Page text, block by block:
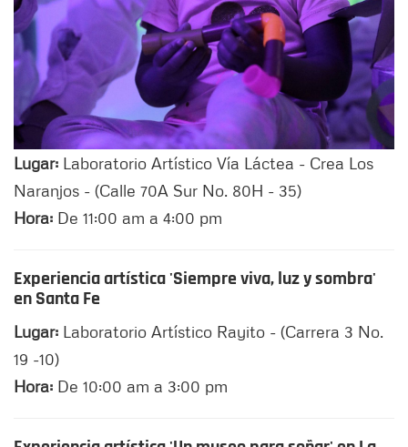
Lugar: Laboratorio Artístico Vía Láctea - Crea Los
Naranjos - (Calle 70A Sur No. 80H - 35)
Hora: De 11:00 am a 4:00 pm
Experiencia artística 'Siempre viva, luz y sombra'
en Santa Fe
Lugar: Laboratorio Artístico Rayito - (Carrera 3 No.
19 -10)
Hora: De 10:00 am a 3:00 pm